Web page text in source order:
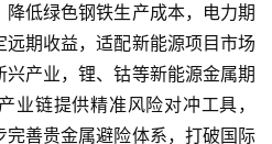
低绿色钢铁生产成本，电力期
期收益，适配新能源项目市场
产业，锂、钴等新能源金属期
业链提供精准风险对冲工具，
善贵金属避险体系，打破国际